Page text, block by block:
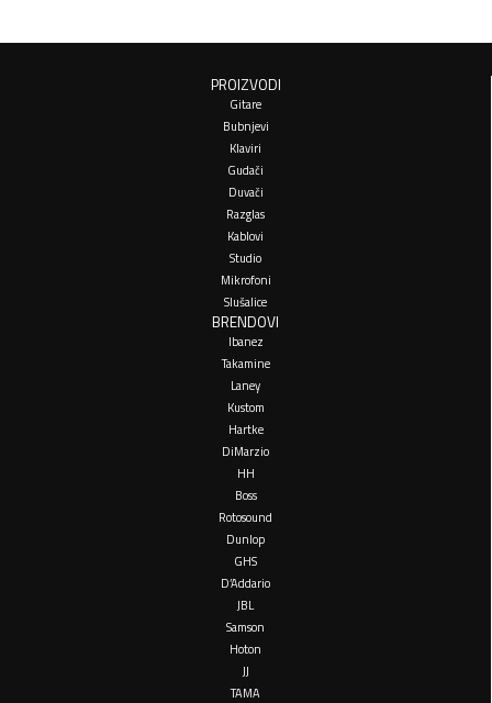
PROIZVODI
Gitare
Bubnjevi
Klaviri
Gudači
Duvači
Razglas
Kablovi
Studio
Mikrofoni
Slušalice
BRENDOVI
Ibanez
Takamine
Laney
Kustom
Hartke
DiMarzio
HH
Boss
Rotosound
Dunlop
GHS
D’Addario
JBL
Samson
Hoton
JJ
TAMA